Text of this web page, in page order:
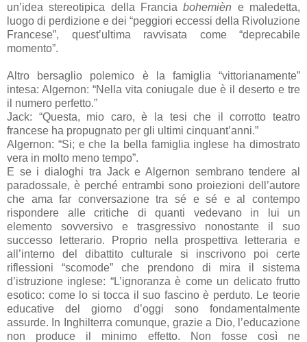
un’idea stereotipica della Franciabohemièn e maledetta,
luogo di perdizione e dei “peggiori eccessi della Rivoluzione
Francese”, quest’ultima ravvisata come “deprecabile
momento”.
Altro bersaglio polemico è la famiglia “vittorianamente”
intesa: Algernon: “Nella vita coniugale due è il deserto e tre
il numero perfetto.”
Jack: “Questa, mio caro, è la tesi che il corrotto teatro
francese ha propugnato per gli ultimi cinquant’anni.”
Algernon: “Si; e che la bella famiglia inglese ha dimostrato
vera in molto meno tempo”.
E se i dialoghi tra Jack e Algernon sembrano tendere al
paradossale, è perché entrambi sono proiezioni dell’autore
che ama far conversazione tra sé e sé e al contempo
rispondere alle critiche di quanti vedevano in lui un
elemento sovversivo e trasgressivo nonostante il suo
successo letterario. Proprio nella prospettiva letteraria e
all’interno del dibattito culturale si inscrivono poi certe
riflessioni “scomode” che prendono di mira il sistema
d’istruzione inglese: “L’ignoranza è come un delicato frutto
esotico: come lo si tocca il suo fascino è perduto. Le teorie
educative del giorno d’oggi sono fondamentalmente
assurde. In Inghilterra comunque, grazie a Dio, l’educazione
non produce il minimo effetto. Non fosse così ne